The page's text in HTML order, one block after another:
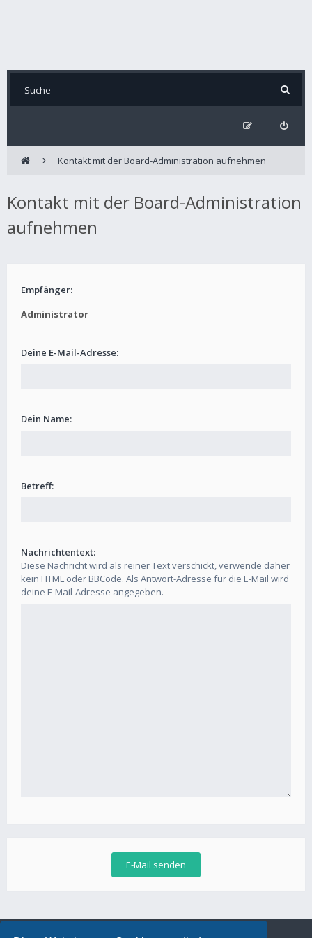
Kontakt mit der Board-Administration aufnehmen
Kontakt mit der Board-Administration
aufnehmen
Empfänger:
Administrator
Deine E-Mail-Adresse:
Dein Name:
Betreff:
Nachrichtentext:
Diese Nachricht wird als reiner Text verschickt, verwende daher
kein HTML oder BBCode. Als Antwort-Adresse für die E-Mail wird
deine E-Mail-Adresse angegeben.